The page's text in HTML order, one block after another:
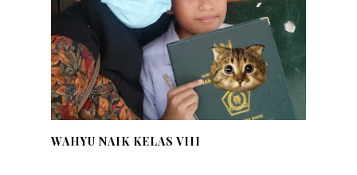
WAHYU NAIK KELAS VIII